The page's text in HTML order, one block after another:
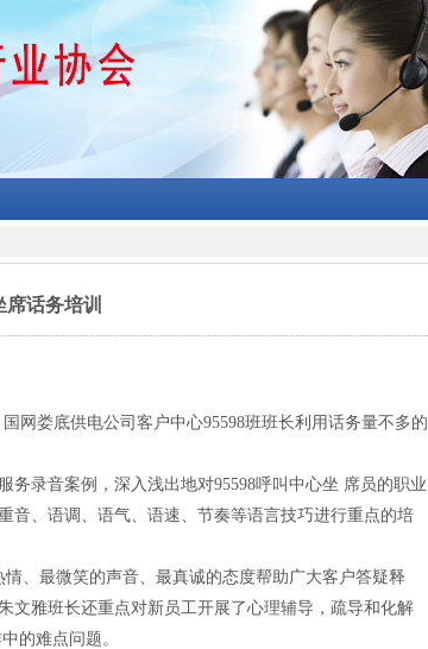
话务培训
网娄底供电公司客户中心95598班班长利用话务量不多的
务录音案例，深入浅出地对95598呼叫中心坐 席员的职业
音、语调、语气、语速、节奏等语言技巧进行重点的培
、最微笑的声音、最真诚的态度帮助广大客户答疑释
文雅班长还重点对新员工开展了心理辅导，疏导和化解
的难点问题。